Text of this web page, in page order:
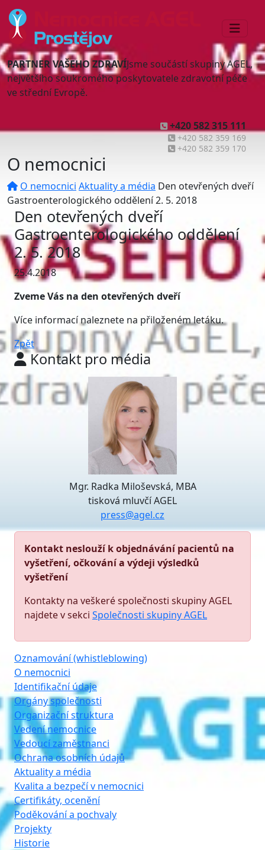
PARTNER VAŠEHO ZDRAVÍJsme součástí skupiny AGEL,
největšího soukromého poskytovatele zdravotní péče
ve střední Evropě.
+420 582 315 111
+420 582 359 169
+420 582 359 170
O nemocnici
O nemocnici Aktuality a média Den otevřených dveří
Gastroenterologického oddělení 2. 5. 2018
Den otevřených dveří
Gastroenterologického oddělení
2. 5. 2018
25.4.2018
Zveme Vás na den otevřených dveří
Více informací naleznete na přiloženém letáku.
Zpět
Kontakt pro média
Mgr. Radka Miloševská, MBA
tisková mluvčí AGEL
press@agel.cz
Kontakt neslouží k objednávání pacientů na
vyšetření, očkování a výdeji výsledků
vyšetření
Kontakty na veškeré společnosti skupiny AGEL
najdete v sekci Společnosti skupiny AGEL
Oznamování (whistleblowing)
O nemocnici
Identifikační údaje
Orgány společnosti
Organizační struktura
Vedení nemocnice
Vedoucí zaměstnanci
Ochrana osobních údajů
Aktuality a média
Kvalita a bezpečí v nemocnici
Certifikáty, ocenění
Poděkování a pochvaly
Projekty
Historie